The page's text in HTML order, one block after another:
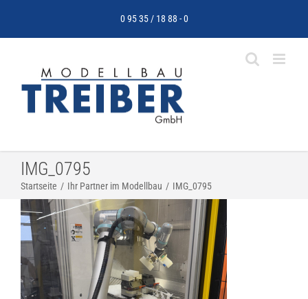
0 95 35 / 18 88 - 0
IMG_0795
Startseite Ihr Partner im Modellbau IMG_0795